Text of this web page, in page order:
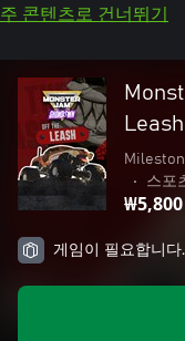
주 콘텐츠로 건너뛰기
Leash
•
스포
₩5,800
게임이 필요합니다.